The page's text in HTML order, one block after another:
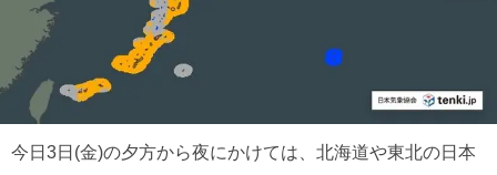
今日3日(金)の夕方から夜にかけては、北海道や東北の日本